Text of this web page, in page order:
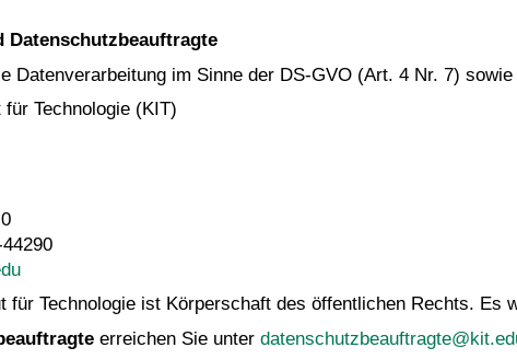
Datenschutzbeauftragte
Datenverarbeitung im Sinne der DS-GVO (Art. 4 Nr. 7)
Technologie (KIT)
für Technologie ist Körperschaft des öffentlichen Rechts. Es
erreichen Sie unter